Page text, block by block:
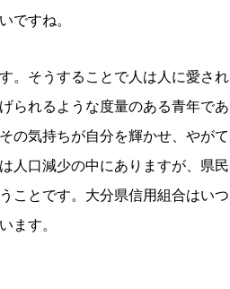
ですね。
。そうすることで人は人に愛され
られるような度量のある青年であ
の気持ちが自分を輝かせ、やがて
人口減少の中にありますが、県民
ことです。大分県信用組合はいつ
ます。